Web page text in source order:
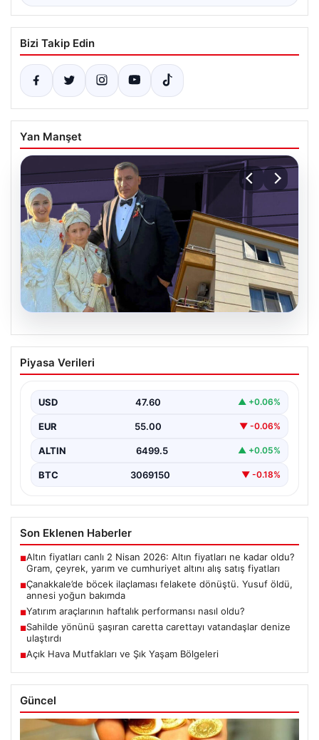
Bizi Takip Edin
Yan Manşet
Çanakkale’de böcek ilaçlaması felakete
dönüştü. Yusuf öldü, annesi yoğun
Piyasa Verileri
USD 47.60 ▲ +0.06%
EUR 55.00 ▼ -0.06%
ALTIN 6499.5 ▲ +0.05%
BTC 3069150 ▼ -0.18%
Son Eklenen Haberler
■Altın fiyatları canlı 2 Nisan 2026: Altın fiyatları ne kadar oldu?
Gram, çeyrek, yarım ve cumhuriyet altını alış satış fiyatları
■Çanakkale’de böcek ilaçlaması felakete dönüştü. Yusuf öldü,
annesi yoğun bakımda
■Yatırım araçlarının haftalık performansı nasıl oldu?
■Sahilde yönünü şaşıran caretta carettayı vatandaşlar denize
ulaştırdı
■Açık Hava Mutfakları ve Şık Yaşam Bölgeleri
Güncel